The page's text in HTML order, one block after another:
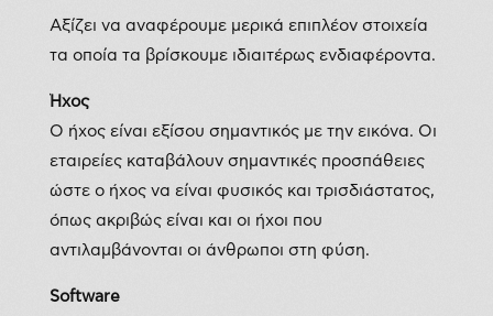
Αξίζει να αναφέρουμε μερικά επιπλέον στοιχεία
τα οποία τα βρίσκουμε ιδιαιτέρως ενδιαφέροντα.
Ήχος
Ο ήχος είναι εξίσου σημαντικός με την εικόνα. Οι
εταιρείες καταβάλουν σημαντικές προσπάθειες
ώστε ο ήχος να είναι φυσικός και τρισδιάστατος,
όπως ακριβώς είναι και οι ήχοι που
αντιλαμβάνονται οι άνθρωποι στη φύση.
Software